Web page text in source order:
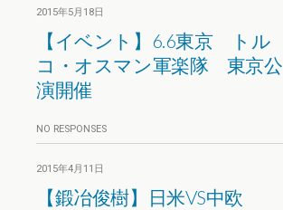
2015年5月18日
【イベント】6.6東京 トル
コ・オスマン軍楽隊 東京公
演開催
NO RESPONSES
2015年4月11日
【鍛冶俊樹】日米VS中欧